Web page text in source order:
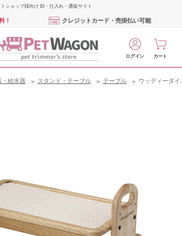
ショップ様向け 卸・仕入れ・通販サイト
！ クレジットカード・売掛払い可能
ログイン カート
・給水器 スタンド・テーブル テーブル ウッディーダ